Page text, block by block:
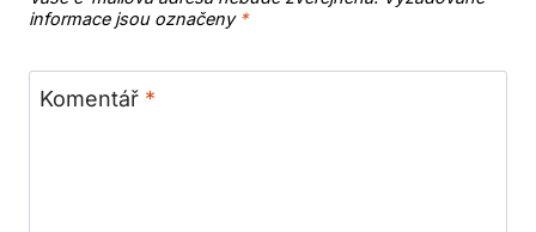
informace jsou označeny *
Komentář *